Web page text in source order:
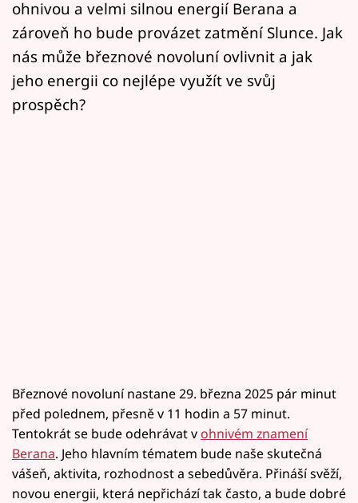
Sledujte nás
ohnivou a velmi silnou energií Berana a
zároveň ho bude provázet zatmění Slunce. Jak
nás může březnové novoluní ovlivnit a jak
jeho energii co nejlépe využít ve svůj
prospěch?
Březnové novoluní nastane 29. března 2025 pár minut
před polednem, přesně v 11 hodin a 57 minut.
Tentokrát se bude odehrávat v ohnivém znamení
Berana. Jeho hlavním tématem bude naše skutečná
vášeň, aktivita, rozhodnost a sebedůvěra. Přináší svěží,
novou energii, která nepřichází tak často, a bude dobré